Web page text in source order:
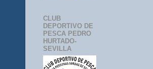
CLUB
DEPORTIVO DE
PESCA PEDRO
HURTADO-
SEVILLA